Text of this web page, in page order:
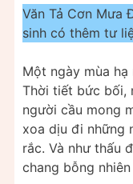
Văn Tả Cơn Mưa
sinh có thêm tư
Một ngày mùa
Thời tiết bức bối,
người cầu mong
xoa dịu đi những
rắc. Và như thấu
chang bỗng